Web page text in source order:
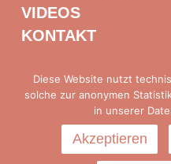
VIDEOS
KONTAKT
Presse |Impressum|
Diese Website nutzt
solche zur anonymen
in unserer
Akzeptieren